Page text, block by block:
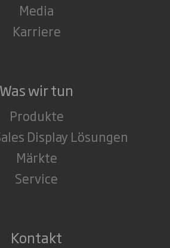
Media
Karriere
Was wir tun
Produkte
Display Lösungen
Märkte
Service
Kontakt